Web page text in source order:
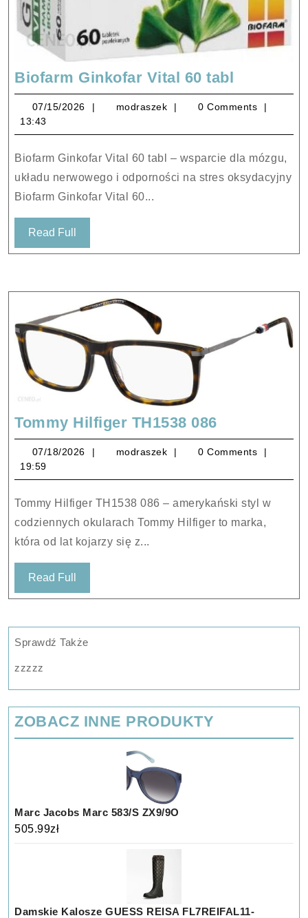
Biofarm Ginkofar Vital 60 tabl
Ginkofar
Vital
60
07/15/2026 07/15/2026
modraszek modraszek
0 Comments
13:43
Biofarm Ginkofar Vital 60 tabl – wsparcie dla mózgu,
układu nerwowego i odporności na stres oksydacyjny
Biofarm Ginkofar Vital 60...
Read Full
Full
Tommy Hilfiger TH1538 086Tommy
Hilfiger
TH1538
086
07/18/2026 07/18/2026
modraszek modraszek
0 Comments
19:59
Tommy Hilfiger TH1538 086 – amerykański styl w
codziennych okularach Tommy Hilfiger to marka,
która od lat kojarzy się z...
Read Full
Full
Sprawdź Także
zzzzz
ZOBACZ INNE PRODUKTY
Marc Jacobs Marc 583/S ZX9/9O
505.99zł
Damskie Kalosze GUESS REISA FL7REIFAL11-